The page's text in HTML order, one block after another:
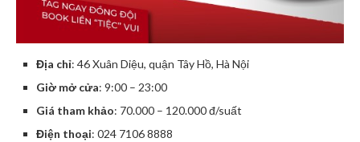
Địa chỉ: 46 Xuân Diệu, quận Tây Hồ, Hà Nội
Giờ mở cửa: 9:00 – 23:00
Giá tham khảo: 70.000 – 120.000 đ/suất
Điện thoại: 024 7106 8888